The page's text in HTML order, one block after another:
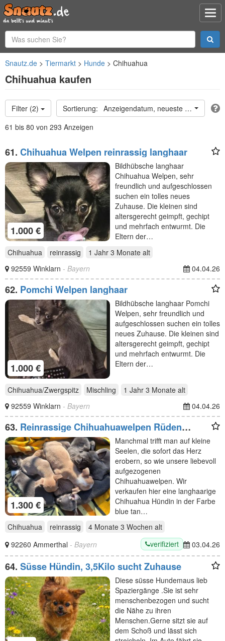
Snautz.de Tiermarkt Hunde Chihuahua
Chihuahua kaufen
Filter (2)
Anzeigendatum, neueste oben
61 bis 80 von 293 Anzeigen
61. Chihuahua Welpen reinrassig langhaar
1.000 €
Bildhübsche langhaar
Chihuahua Welpen, sehr
freundlich und aufgeschlossen
suchen ein tolles neues
Zuhause. Die kleinen sind
altersgerecht geimpft, gechipt
und mehrfach entwurmt. Die
Eltern der…
Chihuahua
reinrassig 1 Jahr 3 Monate alt
92559 Winklarn - Bayern 04.04.26
62. Pomchi Welpen langhaar
1.000 €
Bildhübsche langhaar Pomchi
Welpen, sehr freundlich und
aufgeschlossen suchen ein tolles
neues Zuhause. Die kleinen sind
altersgerecht geimpft, gechipt
und mehrfach entwurmt. Die
Eltern der…
Chihuahua/Zwergspitz Mischling 1 Jahr 3 Monate alt
92559 Winklarn - Bayern 04.04.26
63. Reinrassige Chihuahuawelpen Rüden
&Hündin
1.300 €
Manchmal trifft man auf kleine
Seelen, die sofort das Herz
erobern, so wie unsere liebevoll
aufgezogenen
Chihuahuawelpen. Wir
verkaufen hier eine langhaarige
Chihuahua Hündin in der Farbe
blue tan…
Chihuahua
reinrassig 4 Monate 3 Wochen alt
92260 Ammerthal - Bayern verifiziert 03.04.26
64. Süsse Hündin, 3,5Kilo sucht Zuhause
Diese süsse Hundemaus lieb
Spaziergänge .Sie ist sehr
menschenbezogen und sucht
die Nähe zu ihren
Menschen.Gerne sitzt sie auf
dem Schoß und lässt sich